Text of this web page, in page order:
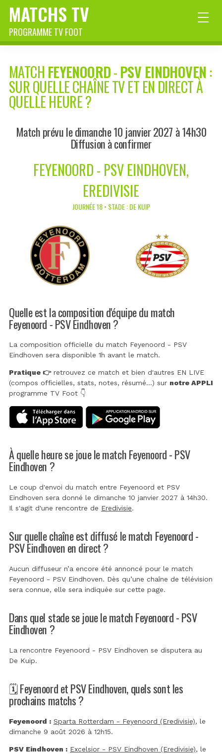
MATCHS TV
PROGRAMME TV FOOT
MATCH FEYENOORD-PSV EINDHOVEN:
SUR QUELLE CHAÎNE TV ET EN DIRECT À
QUELLE HEURE ?
Match prévu le dimanche 10 janvier 2027 à 14h30
Diffusion à confirmer
FEYENOORD - PSV EINDHOVEN,
EREDIVISIE
JOURNÉE 18 • STADE : DE KUIP
Quelle est la composition d'équipe du match
Feyenoord - PSV Eindhoven ?
La composition officielle du match Feyenoord - PSV
Eindhoven sera disponible 1h avant le match.
Pratique 👉retrouvez ce match et bien d'autres EN LIVE
(compos officielles, stats, notes, résumé...) sur notre APPLI
programme TV Foot 👇
À quelle heure se joue le match Feyenoord - PSV
Eindhoven ?
Le coup d'envoi du match entre Feyenoord et PSV
Eindhoven sera donné le dimanche 10 janvier 2027 à 14h30.
Il s'agit d'une rencontre de Eredivisie.
Sur quelle chaîne est diffusé le match Feyenoord -
PSV Eindhoven en direct ?
Aucun diffuseur n’a encore été annoncé pour le match
Feyenoord - PSV Eindhoven. Dès qu’une chaîne de télévision
sera connue, elle sera indiquée sur cette page.
Dans quel stade se joue le match Feyenoord - PSV
Eindhoven ?
La rencontre Feyenoord - PSV Eindhoven se disputera au
De Kuip.
🗓️ Feyenoord et PSV Eindhoven, quels sont les
prochains matchs ?
Feyenoord : Sparta Rotterdam - Feyenoord (Eredivisie), le
dimanche 9 août 2026 à 12h15.
PSV Eindhoven : Excelsior - PSV Eindhoven (Eredivisie), le